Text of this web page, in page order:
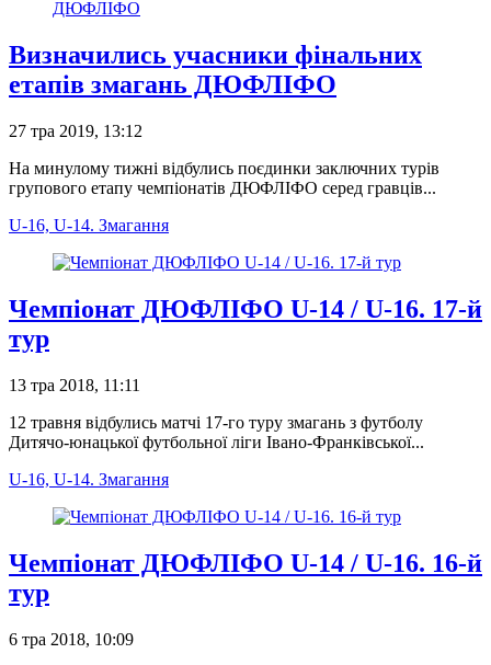
Визначились учасники фінальних
етапів змагань ДЮФЛІФО
27 тра 2019, 13:12
На минулому тижні відбулись поєдинки заключних турів
групового етапу чемпіонатів ДЮФЛІФО серед гравців...
U-16, U-14. Змагання
Чемпіонат ДЮФЛІФО U-14 / U-16. 17-й
тур
13 тра 2018, 11:11
12 травня відбулись матчі 17-го туру змагань з футболу
Дитячо-юнацької футбольної ліги Івано-Франківської...
U-16, U-14. Змагання
Чемпіонат ДЮФЛІФО U-14 / U-16. 16-й
тур
6 тра 2018, 10:09